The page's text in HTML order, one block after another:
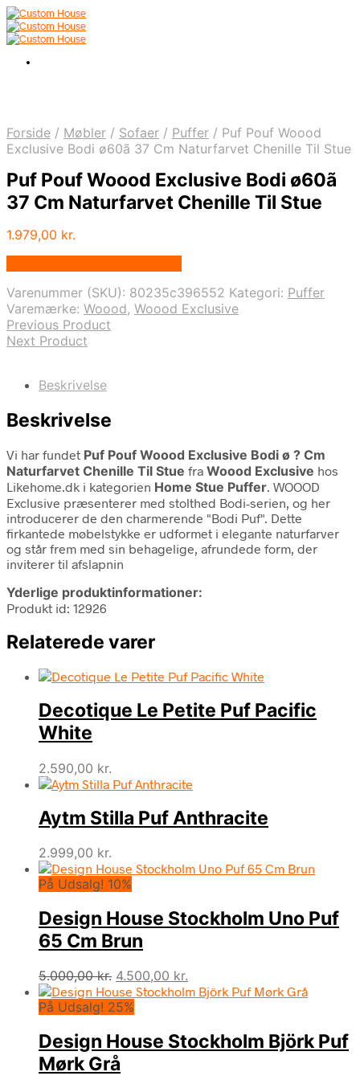
Forside / Møbler / Sofaer / Puffer / Puf Pouf Woood
Exclusive Bodi ø60ã 37 Cm Naturfarvet Chenille Til Stue
Puf Pouf Woood Exclusive Bodi ø60ã
37 Cm Naturfarvet Chenille Til Stue
1.979,00 kr.
Varenummer (SKU): 80235c396552 Kategori: Puffer
Varemærke: Woood, Woood Exclusive
Previous Product
Next Product
Beskrivelse
Beskrivelse
Vi har fundet Puf Pouf Woood Exclusive Bodi ø ? Cm
Naturfarvet Chenille Til Stue fra Woood Exclusive hos
Likehome.dk i kategorien Home Stue Puffer. WOOOD
Exclusive præsenterer med stolthed Bodi-serien, og her
introducerer de den charmerende "Bodi Puf". Dette
firkantede møbelstykke er udformet i elegante naturfarver
og står frem med sin behagelige, afrundede form, der
inviterer til afslapnin
Yderlige produktinformationer:
Produkt id: 12926
Relaterede varer
Decotique Le Petite Puf Pacific
White
2.590,00 kr.
Aytm Stilla Puf Anthracite
2.999,00 kr.
På Udsalg! 10%
Design House Stockholm Uno Puf
65 Cm Brun
5.000,00kr. Den
oprindelige
pris
5.000,00 kr..
4.500,00 kr.
aktuelle
4.500,00 kr..
På Udsalg! 25%
Design House Stockholm Björk Puf
Mørk Grå